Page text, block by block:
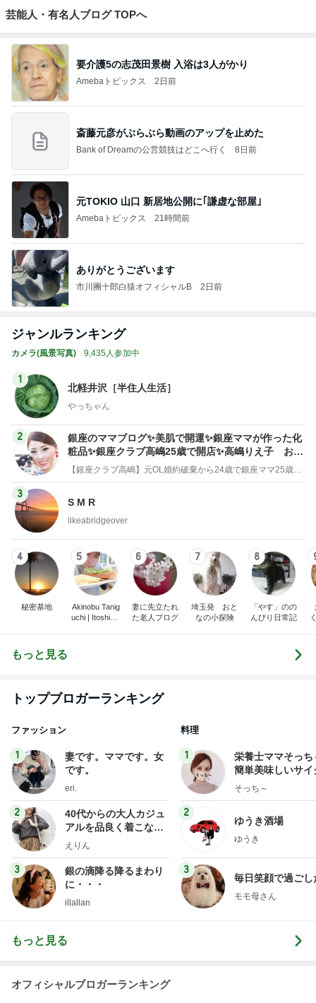
芸能人・有名人ブログ TOPへ
要介護5の志茂田景樹 入浴は3人がかり
Amebaトピックス 2日前
斎藤元彦がぶらぶら動画のアップを止めた
Bank of Dreamの公営競技はどこへ行く 8日前
元TOKIO 山口 新居地公開に｢謙虚な部屋｣
Amebaトピックス 21時間前
ありがとうございます
市川團十郎白猿オフィシャルB 2日前
ジャンルランキング
カメラ(風景写真) 9,435人参加中
1
北軽井沢［半住人生活］
やっちゃん
2
銀座のママブログ✨美肌で開運✨銀座ママが作った化
粧品✨銀座クラブ高嶋25歳で開店✨高嶋りえ子 お着
物でエルメス バーキン コーデ
【銀座クラブ高嶋】元OL婚約破棄から24歳で銀座ママ25歳でオーナーママ銀座 美肌で開運♡パワースポット巡り高嶋りえ子ブログ
3
S M R
likeabridgeover
4
秘密基地
5
Akinobu Tanig
uchi | Itoshima
6
妻に先立たれ
た老人ブログ
7
埼玉発 おと
なの小探険
8
「やす」のの
んびり日常記
もっと見る
トップブロガーランキング
ファッション
1
妻です。ママです。女
です。
eri.
2
40代からの大人カジュ
アルを品良く着こなす
ファッションブログ
えりん
3
銀の滴降る降るまわり
に・・・
illallan
料理
1
栄養士ママそっち
簡単美味しいサイ
献立
そっち～
2
ゆうき酒場
ゆうき
3
毎日笑顔で過ごし
モモ母さん
もっと見る
オフィシャルブロガーランキング